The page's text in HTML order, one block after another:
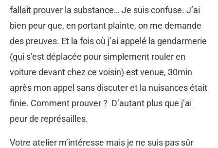
fallait prouver la substance… Je suis confuse. J’ai
bien peur que, en portant plainte, on me demande
des preuves. Et la fois où j’ai appelé la gendarmerie
(qui s’est déplacée pour simplement rouler en
voiture devant chez ce voisin) est venue, 30min
après mon appel sans discuter et la nuisances était
finie. Comment prouver ? D’autant plus que j’ai
peur de représailles.
Votre atelier m’intéresse mais je ne suis pas sûr